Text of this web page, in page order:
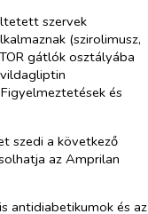
szervek
(szirolimusz,
gátlók osztályába
és
szedi a következő
az Amprilan
antidiabetikumok és az